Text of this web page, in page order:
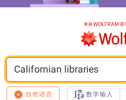
Californian libraries
自然语言 数学输入